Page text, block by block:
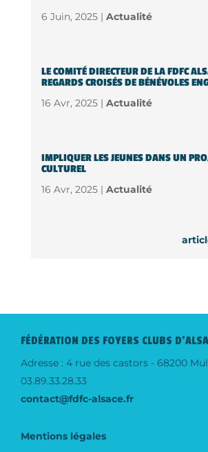
6 Juin, 2025 | Actualité
LE COMITÉ DIRECTEUR DE LA FDFC
REGARDS CROISÉS DE BÉNÉVOLES
16 Avr, 2025 | Actualité
IMPLIQUER LES JEUNES DANS UN
CULTUREL
16 Avr, 2025 | Actualité
FÉDÉRATION DES FOYERS CLUBS
Adresse : 4 rue des castors - 68200
03.89.33.28.33
contact@fdfc-alsace.fr
Mentions légales